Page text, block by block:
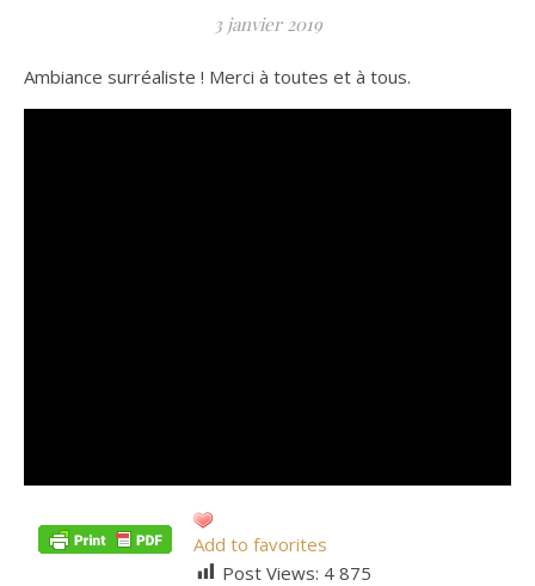
3 janvier 2019
Ambiance surréaliste ! Merci à toutes et à tous.
Add to favorites
Post Views: 4 875